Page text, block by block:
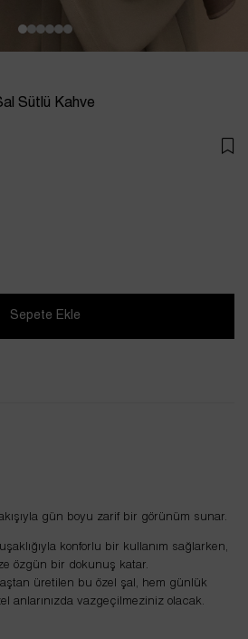
Sütlü Kahve
gün boyu zarif bir görünüm sunar.
konforlu bir kullanım sağlarken,
özgün bir dokunuş katar.
üretilen bu özel şal, hem günlük
anlarınızda vazgeçilmeziniz olacak.